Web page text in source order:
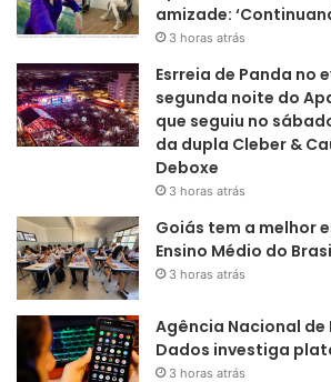
amizade:
3 horas atrás
Esrreia de Panda no
segunda noite do
que seguiu no
da dupla Cleber &
Deboxe
3 horas atrás
Goiás tem a melhor
Ensino Médio do
3 horas atrás
Agência Nacional de
Dados investiga
3 horas atrás